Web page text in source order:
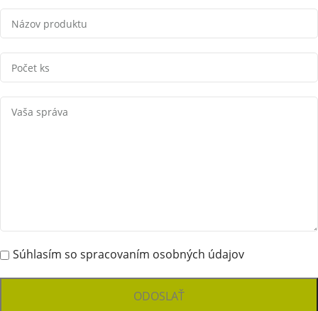
Súhlasím so spracovaním osobných údajov